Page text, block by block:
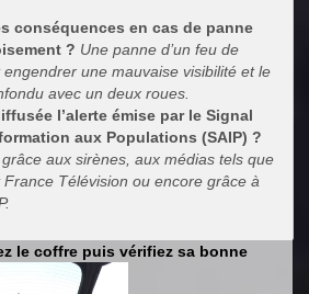
conséquences en cas de panne
? Une panne d’un feu de
une mauvaise visibilité et le
avec un deux roues.
l’alerte émise par le Signal
aux Populations (SAIP) ?
aux sirènes, aux médias tels que
Télévision ou encore grâce à
le coffre puis vérifiez sa bonne